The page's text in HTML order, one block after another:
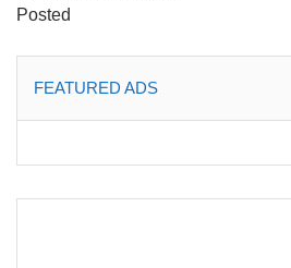
Posted
FEATURED ADS